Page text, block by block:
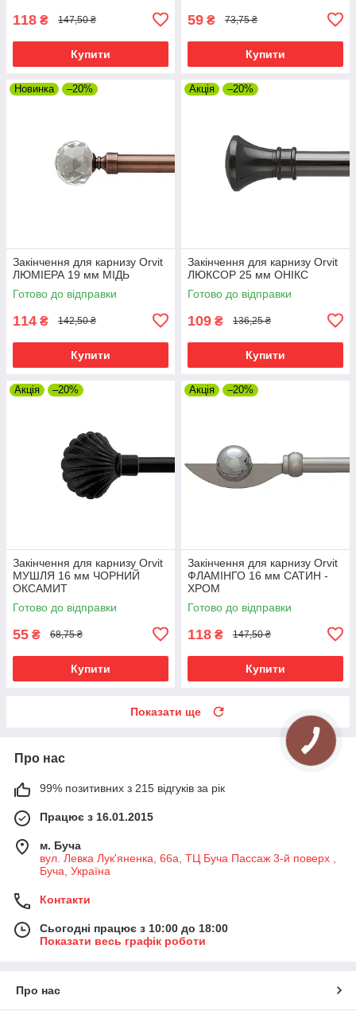
118 ₴ 147,50 ₴
Купити
59 ₴ 73,75 ₴
Купити
Новинка –20%
Закінчення для карнизу Orvit
ЛЮМІЕРА 19 мм МІДЬ
Готово до відправки
114 ₴ 142,50 ₴
Купити
Акція –20%
Закінчення для карнизу Orvit
ЛЮКСОР 25 мм ОНІКС
Готово до відправки
109 ₴ 136,25 ₴
Купити
Акція –20%
Закінчення для карнизу Orvit
МУШЛЯ 16 мм ЧОРНИЙ
ОКСАМИТ
Готово до відправки
55 ₴ 68,75 ₴
Купити
Акція –20%
Закінчення для карнизу Orvit
ФЛАМІНГО 16 мм САТИН -
ХРОМ
Готово до відправки
118 ₴ 147,50 ₴
Купити
Показати ще
Про нас
99% позитивних з 215 відгуків за рік
Працює з 16.01.2015
м. Буча
вул. Левка Лук'яненка, 66а, ТЦ Буча Пассаж 3-й поверх ,
Буча, Україна
Контакти
Сьогодні працює з 10:00 до 18:00
Показати весь графік роботи
Про нас